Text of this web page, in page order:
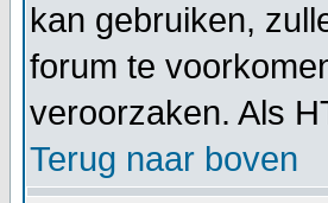
kan gebruiken,
forum te
veroorzaken. Als
Terug naar boven